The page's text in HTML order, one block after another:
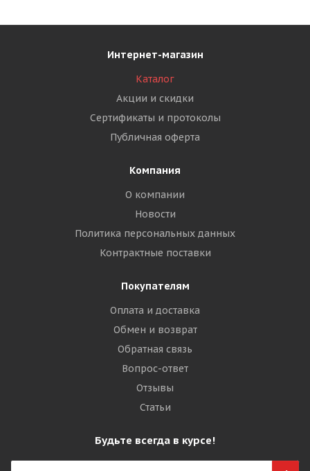
Интернет-магазин
Каталог
Акции и скидки
Сертификаты и протоколы
Публичная оферта
Компания
О компании
Новости
Политика персональных данных
Контрактные поставки
Покупателям
Оплата и доставка
Обмен и возврат
Обратная связь
Вопрос-ответ
Отзывы
Статьи
Будьте всегда в курсе!